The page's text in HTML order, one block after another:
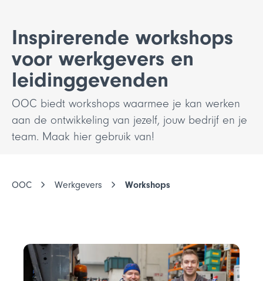
Inspirerende workshops
voor werkgevers en
leidinggevenden
OOC biedt workshops waarmee je kan werken
aan de ontwikkeling van jezelf, jouw bedrijf en je
team. Maak hier gebruik van!
OOC Werkgevers Workshops